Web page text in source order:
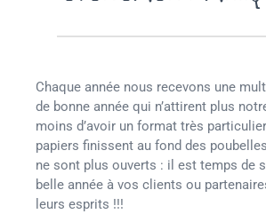
Chaque année nous recevons une
de bonne année qui n’attirent plus
moins d’avoir un format très
papiers finissent au fond des
ne sont plus ouverts : il est temps de
belle année à vos clients ou
leurs esprits !!!